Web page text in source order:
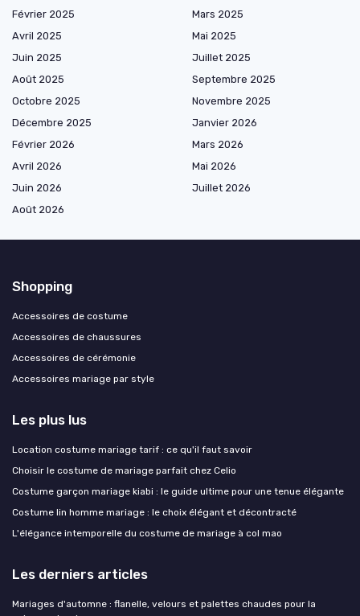
Février 2025
Mars 2025
Avril 2025
Mai 2025
Juin 2025
Juillet 2025
Août 2025
Septembre 2025
Octobre 2025
Novembre 2025
Décembre 2025
Janvier 2026
Février 2026
Mars 2026
Avril 2026
Mai 2026
Juin 2026
Juillet 2026
Août 2026
Shopping
Accessoires de costume
Accessoires de chaussures
Accessoires de cérémonie
Accessoires mariage par style
Les plus lus
Location costume mariage tarif : ce qu'il faut savoir
Choisir le costume de mariage parfait chez Celio
Costume garçon mariage kiabi : le guide ultime pour une tenue élégante
Costume lin homme mariage : le choix élégant et décontracté
L'élégance intemporelle du costume de mariage à col mao
Les derniers articles
Mariages d'automne : flanelle, velours et palettes chaudes pour la